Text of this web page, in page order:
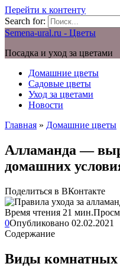
Перейти к контенту
Search for:
Semena-ural.ru - Цветы
Посадка и уход за цветами
Домашние цветы
Садовые цветы
Уход за цветами
Новости
Главная » Домашние цветы
Алламанда —
домашних
Поделиться в ВКонтакте
Время чтения 21 мин.
0Опубликовано 02.02.2021
Содержание
Виды комнатных